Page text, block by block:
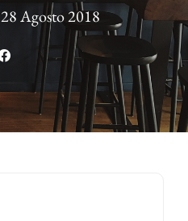
28 Agosto 2018